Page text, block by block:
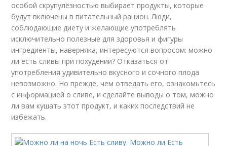
особой скрупулёзностью выбирает продукты, которые
будут включены в питательный рацион. Люди,
соблюдающие диету и желающие употреблять
исключительно полезные для здоровья и фигуры
ингредиенты, наверняка, интересуются вопросом: можно
ли есть сливы при похудении? Отказаться от
употребления удивительно вкусного и сочного плода
невозможно. Но прежде, чем отведать его, ознакомьтесь
с информацией о сливе, и сделайте выводы о том, можно
ли вам кушать этот продукт, и каких последствий не
избежать.